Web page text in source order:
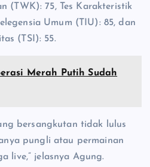
(TWK): 75, ‎Tes Karakteristik
Umum (TIU): 85, dan
(TSI): 55.
Merah Putih Sudah
bersangkutan tidak lulus
pungli atau permainan
live,” jelasnya Agung.